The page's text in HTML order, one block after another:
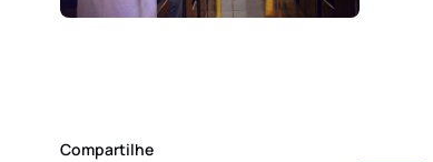
Compartilhe